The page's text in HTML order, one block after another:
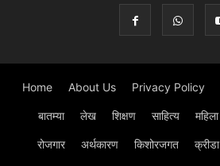
Home About Us Privacy Policy
बातम्या लेख शिक्षण साहित्य महिला
रोजगार अर्थकारण किशोरजगत क्रीडा